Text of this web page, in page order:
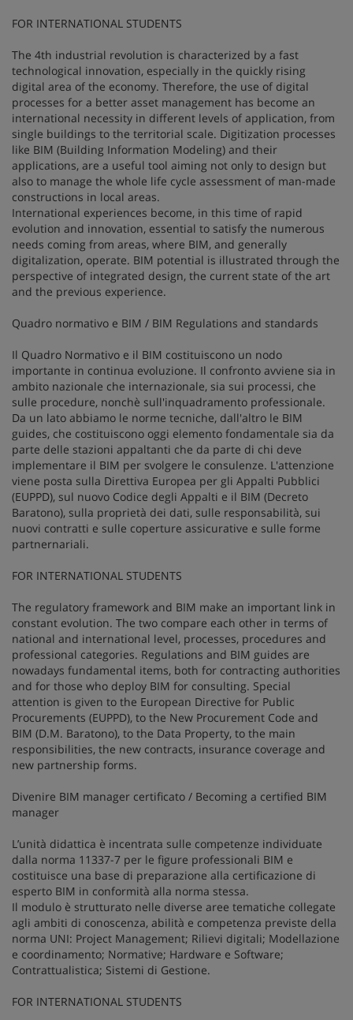
FOR INTERNATIONAL STUDENTS
The 4th industrial revolution is characterized by a fast
technological innovation, especially in the quickly rising
digital area of the economy. Therefore, the use of digital
processes for a better asset management has become an
international necessity in different levels of application, from
single buildings to the territorial scale. Digitization processes
like BIM (Building Information Modeling) and their
applications, are a useful tool aiming not only to design but
also to manage the whole life cycle assessment of man-made
constructions in local areas.
International experiences become, in this time of rapid
evolution and innovation, essential to satisfy the numerous
needs coming from areas, where BIM, and generally
digitalization, operate. BIM potential is illustrated through the
perspective of integrated design, the current state of the art
and the previous experience.
Quadro normativo e BIM / BIM Regulations and standards
Il Quadro Normativo e il BIM costituiscono un nodo
importante in continua evoluzione. Il confronto avviene sia in
ambito nazionale che internazionale, sia sui processi, che
sulle procedure, nonchè sull'inquadramento professionale.
Da un lato abbiamo le norme tecniche, dall'altro le BIM
guides, che costituiscono oggi elemento fondamentale sia da
parte delle stazioni appaltanti che da parte di chi deve
implementare il BIM per svolgere le consulenze. L'attenzione
viene posta sulla Direttiva Europea per gli Appalti Pubblici
(EUPPD), sul nuovo Codice degli Appalti e il BIM (Decreto
Baratono), sulla proprietà dei dati, sulle responsabilità, sui
nuovi contratti e sulle coperture assicurative e sulle forme
partnernariali.
FOR INTERNATIONAL STUDENTS
The regulatory framework and BIM make an important link in
constant evolution. The two compare each other in terms of
national and international level, processes, procedures and
professional categories. Regulations and BIM guides are
nowadays fundamental items, both for contracting authorities
and for those who deploy BIM for consulting. Special
attention is given to the European Directive for Public
Procurements (EUPPD), to the New Procurement Code and
BIM (D.M. Baratono), to the Data Property, to the main
responsibilities, the new contracts, insurance coverage and
new partnership forms.
Divenire BIM manager certificato / Becoming a certified BIM
manager
L’unità didattica è incentrata sulle competenze individuate
dalla norma 11337-7 per le figure professionali BIM e
costituisce una base di preparazione alla certificazione di
esperto BIM in conformità alla norma stessa.
Il modulo è strutturato nelle diverse aree tematiche collegate
agli ambiti di conoscenza, abilità e competenza previste della
norma UNI: Project Management; Rilievi digitali; Modellazione
e coordinamento; Normative; Hardware e Software;
Contrattualistica; Sistemi di Gestione.
FOR INTERNATIONAL STUDENTS